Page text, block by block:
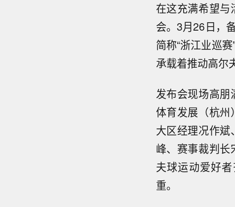
在这充满希望
会。3月26日，
简称“浙江业巡
承载着推动高尔
发布会现场高朋
体育发展（杭州
大区经理况作
峰、赛事裁判
夫球运动爱好
重。